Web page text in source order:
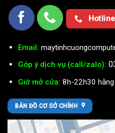
Email:
Góp ý dịch vụ (call/zalo):
Giờ mở cửa: 8h-22h30
BẢN ĐỒ CƠ SỞ CHÍNH